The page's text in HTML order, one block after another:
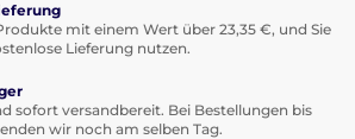
mit einem Wert über 23,35 €, und Sie
Lieferung nutzen.
sofort versandbereit. Bei Bestellungen bis
wir noch am selben Tag.